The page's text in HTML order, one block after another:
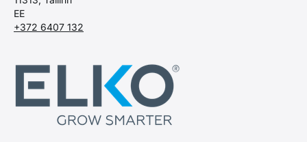
EE
+372 6407 132